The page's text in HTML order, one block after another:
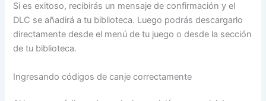
Si es exitoso, recibirás un mensaje de confirmación y el
DLC se añadirá a tu biblioteca. Luego podrás descargarlo
directamente desde el menú de tu juego o desde la sección
de tu biblioteca.
Ingresando códigos de canje correctamente